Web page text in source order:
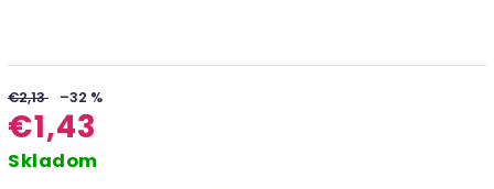
€2,13 –32 %
€1,43
Skladom